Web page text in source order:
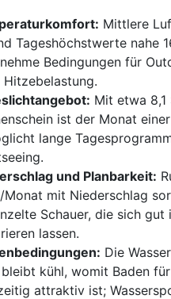
Mittlere
Tageshöchstwerte nahe
Bedingungen für
Hitzebelastung.
Mit etwa 8,1
ist der Monat
lange
und Planbarkeit:
Monat mit Niederschlag
Schauer, die sich gut
lassen.
Die
bleibt kühl, womit Baden
attraktiv ist;